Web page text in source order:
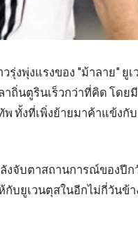
งพุ่งแรงของ "ม้าลาย" ยู
ถิ่นตูรินเร็วกว่าที่คิด โดย
พ ทั้งที่เพิ่งย้ายมาค้าแข้งกั
งจับตาสถานการณ์ของปีก
บยูเวนตุสในอีกไม่กี่วันข้า